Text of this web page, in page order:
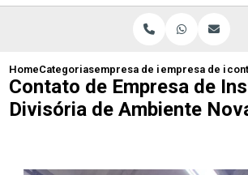
HomeCategoriasempresa de instalacao de
empresa de
Contato de Empresa de
Divisória de Ambiente